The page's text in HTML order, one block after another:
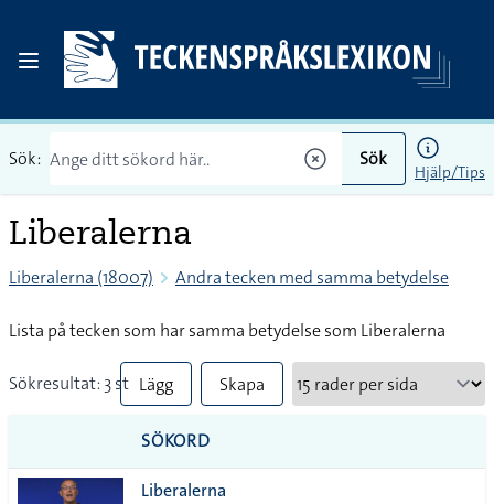
Sök: Sök
Hjälp/Tips
Liberalerna
Liberalerna (18007) Andra tecken med samma betydelse
Lista på tecken som har samma betydelse som Liberalerna
Sökresultat: 3 st Lägg
till
alla i
Skapa
SÖKORD
Liberalerna